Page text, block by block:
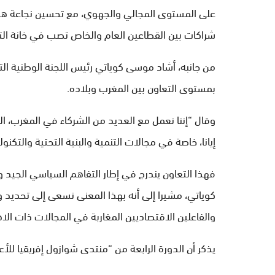
على المستوى المجالي والجهوي، مع تحسين نجاعة
شراكات بين القطاعين العام والخاص تصب في خانة
من جانبه، أشاد موسى كوياتي رئيس اللجنة الوطنية
بمستوى التعاون بين المغرب وبلاده.
وقال “إننا نعمل مع العديد من الشركاء في المغرب،
إيانا، خاصة في مجالات التنمية والبنية التحتية
فهذا التعاون يندرج في إطار التفاهم السياسي
كوياتي، مشيرا إلى أنه بهذا المعنى نسعى إلى
والفاعلين الاقتصاديين المغاربة في المجالات ذات
يذكر أن الدورة الرابعة من “منتدى شوازول إفريقيا